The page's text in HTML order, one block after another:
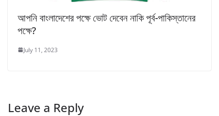
আপনি বাংলাদেশের পক্ষে ভোট দেবেন নাকি পূর্ব-পাকিস্তানের
পক্ষে?
July 11, 2023
Leave a Reply